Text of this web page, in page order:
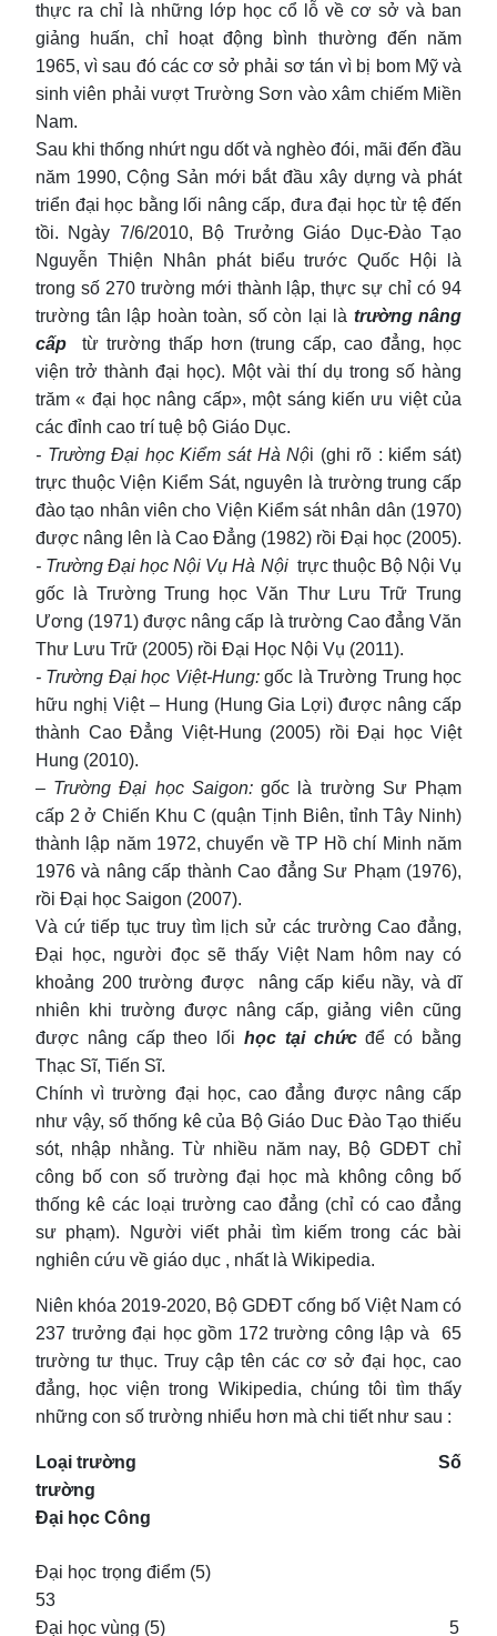
thực ra chỉ là những lớp học cổ lỗ về cơ sở và ban
giảng huấn, chỉ hoạt động bình thường đến năm
1965, vì sau đó các cơ sở phải sơ tán vì bị bom Mỹ và
sinh viên phải vượt Trường Sơn vào xâm chiếm Miền
Nam.
Sau khi thống nhứt ngu dốt và nghèo đói, mãi đến đầu
năm 1990, Cộng Sản mới bắt đầu xây dựng và phát
triển đại học bằng lối nâng cấp, đưa đại học từ tệ đến
tồi. Ngày 7/6/2010, Bộ Trưởng Giáo Dục-Đào Tạo
Nguyễn Thiện Nhân phát biểu trước Quốc Hội là
trong số 270 trường mới thành lập, thực sự chỉ có 94
trường tân lập hoàn toàn, số còn lại là trường nâng
cấp từ trường thấp hơn (trung cấp, cao đẳng, học
viện trở thành đại học). Một vài thí dụ trong số hàng
trăm « đại học nâng cấp», một sáng kiến ưu việt của
các đỉnh cao trí tuệ bộ Giáo Dục.
- Trường Đại học Kiểm sát Hà Nội (ghi rõ : kiểm sát)
trực thuộc Viện Kiểm Sát, nguyên là trường trung cấp
đào tạo nhân viên cho Viện Kiểm sát nhân dân (1970)
được nâng lên là Cao Đẳng (1982) rồi Đại học (2005).
- Trường Đại học Nội Vụ Hà Nội trực thuộc Bộ Nội Vụ
gốc là Trường Trung học Văn Thư Lưu Trữ Trung
Ương (1971) được nâng cấp là trường Cao đẳng Văn
Thư Lưu Trữ (2005) rồi Đại Học Nội Vụ (2011).
- Trường Đại học Việt-Hung:gốc là Trường Trung học
hữu nghị Việt – Hung (Hung Gia Lợi) được nâng cấp
thành Cao Đẳng Việt-Hung (2005) rồi Đại học Việt
Hung (2010).
– Trường Đại học Saigon:gốc là trường Sư Phạm
cấp 2 ở Chiến Khu C (quận Tịnh Biên, tỉnh Tây Ninh)
thành lập năm 1972, chuyển về TP Hồ chí Minh năm
1976 và nâng cấp thành Cao đẳng Sư Phạm (1976),
rồi Đại học Saigon (2007).
Và cứ tiếp tục truy tìm lịch sử các trường Cao đẳng,
Đại học, người đọc sẽ thấy Việt Nam hôm nay có
khoảng 200 trường được nâng cấp kiểu nầy, và dĩ
nhiên khi trường được nâng cấp, giảng viên cũng
được nâng cấp theo lối học tại chứcđể có bằng
Thạc Sĩ, Tiến Sĩ.
Chính vì trường đại học, cao đẳng được nâng cấp
như vậy, số thống kê của Bộ Giáo Duc Đào Tạo thiếu
sót, nhập nhằng. Từ nhiều năm nay, Bộ GDĐT chỉ
công bố con số trường đại học mà không công bố
thống kê các loại trường cao đẳng (chỉ có cao đẳng
sư phạm). Người viết phải tìm kiếm trong các bài
nghiên cứu về giáo dục , nhất là Wikipedia.
Niên khóa 2019-2020, Bộ GDĐT cống bố Việt Nam có
237 trưởng đại học gồm 172 trường công lập và 65
trường tư thục. Truy cập tên các cơ sở đại học, cao
đẳng, học viện trong Wikipedia, chúng tôi tìm thấy
những con số trường nhiểu hơn mà chi tiết như sau :
Loại trường
Số
trường
Đại học Công
Đại học trọng điểm (5)
53
Đại học vùng (5) 5